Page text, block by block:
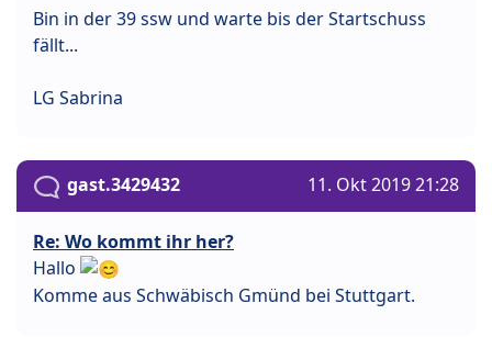
Bin in der 39 ssw und warte bis der Startschuss
fällt...
LG Sabrina
gast.3429432 11. Okt 2019 21:28
Re: Wo kommt ihr her?
Hallo
Komme aus Schwäbisch Gmünd bei Stuttgart.